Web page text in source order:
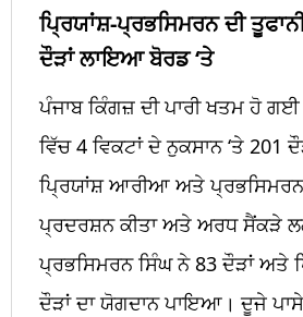
ਪ੍ਰਿਯਾਂਸ਼-ਪ੍ਰਭਸਿਮਰਨ ਦੀ
ਦੌੜਾਂ ਲਾਇਆ ਬੋਰਡ ‘ਤੇ
ਪੰਜਾਬ ਕਿੰਗਜ਼ ਦੀ ਪਾਰੀ ਖਤਮ ਹੋ
ਵਿੱਚ 4 ਵਿਕਟਾਂ ਦੇ ਨੁਕਸਾਨ ‘ਤੇ
ਪ੍ਰਿਯਾਂਸ਼ ਆਰੀਆ ਅਤੇ
ਪ੍ਰਦਰਸ਼ਨ ਕੀਤਾ ਅਤੇ ਅਰਧ ਸੈਂਕੜੇ
ਪ੍ਰਭਸਿਮਰਨ ਸਿੰਘ ਨੇ 83 ਦੌੜਾਂ ਅਤੇ
ਦੌੜਾਂ ਦਾ ਯੋਗਦਾਨ ਪਾਇਆ। ਦੂਜੇ